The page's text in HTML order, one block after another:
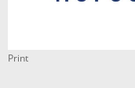
Print